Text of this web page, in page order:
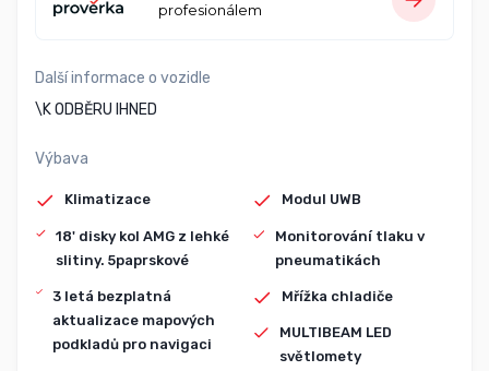
profesionálem
Další informace o vozidle
\K ODBĚRU IHNED
Výbava
Klimatizace
18' disky kol AMG z lehké
slitiny. 5paprskové
3 letá bezplatná
aktualizace mapových
podkladů pro navigaci
Modul UWB
Monitorování tlaku v
pneumatikách
Mřížka chladiče
MULTIBEAM LED
světlomety